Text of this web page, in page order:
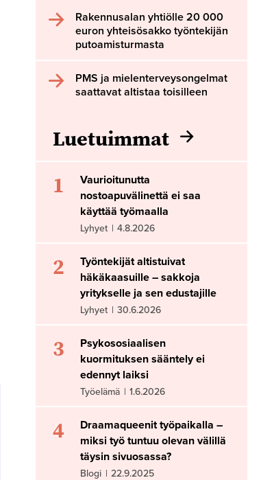
Rakennusalan yhtiölle 20 000
euron yhteisösakko työntekijän
putoamisturmasta
PMS ja mielenterveysongelmat
saattavat altistaa toisilleen
Luetuimmat
1
Vaurioitunutta
nostoapuvälinettä ei saa
käyttää työmaalla
Lyhyet | 4.8.2026
2
Työntekijät altistuivat
häkäkaasuille – sakkoja
yritykselle ja sen edustajille
Lyhyet | 30.6.2026
3
Psykososiaalisen
kuormituksen sääntely ei
edennyt laiksi
Työelämä | 1.6.2026
4
Draamaqueenit työpaikalla –
miksi työ tuntuu olevan välillä
täysin sivuosassa?
Blogi | 22.9.2025